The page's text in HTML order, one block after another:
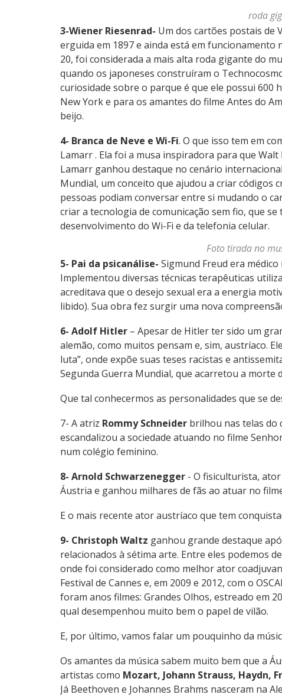
roda
3-Wiener Riesenrad- Um dos cartões postais de
erguida em 1897 e ainda está em funcionamento
20, foi considerada a mais alta roda gigante do
quando os japoneses construíram o
curiosidade sobre o parque é que ele possui 600
New York e para os amantes do filme Antes do
beijo.
4- Branca de Neve e Wi-Fi. O que isso tem em
Lamarr . Ela foi a musa inspiradora para que
Lamarr ganhou destaque no cenário
Mundial, um conceito que ajudou a criar códigos
pessoas podiam conversar entre si mudando o
criar a tecnologia de comunicação sem fio, que
desenvolvimento do Wi-Fi e da telefonia celular.
Foto tirada no
5- Pai da psicanálise- Sigmund Freud era
Implementou diversas técnicas terapêuticas
acreditava que o desejo sexual era a energia
libido). Sua obra fez surgir uma nova
6- Adolf Hitler – Apesar de Hitler ter sido um
alemão, como muitos pensam e, sim, austríaco.
luta”, onde expõe suas teses racistas e
Segunda Guerra Mundial, que acarretou a morte
Que tal conhecermos as personalidades que se
7- A atriz Rommy Schneider brilhou nas telas do
escandalizou a sociedade atuando no filme
num colégio feminino.
8- Arnold Schwarzenegger - O fisiculturista,
Áustria e ganhou milhares de fãs ao atuar no
E o mais recente ator austríaco que tem
9- Christoph Waltz ganhou grande destaque
relacionados à sétima arte. Entre eles podemos
onde foi considerado como melhor ator
Festival de Cannes e, em 2009 e 2012, com o
foram anos filmes: Grandes Olhos, estreado em
qual desempenhou muito bem o papel de vilão.
E, por último, vamos falar um pouquinho da
Os amantes da música sabem muito bem que a
artistas como Mozart, Johann Strauss, Haydn,
Já Beethoven e Johannes Brahms nasceram na